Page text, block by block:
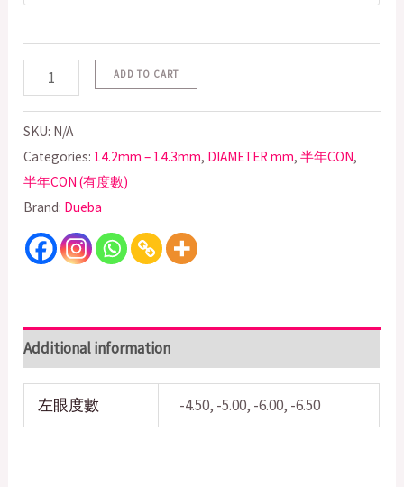
ADD TO CART
SKU: N/A
Categories: 14.2mm – 14.3mm, DIAMETER mm,半年CON,
半年CON (有度數)
Brand: Dueba
Additional information
左眼度數 -4.50, -5.00, -6.00, -6.50